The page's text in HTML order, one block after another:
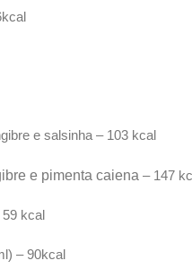
e salsinha – 103 kcal
e pimenta caiena – 147
59 kcal
– 90kcal